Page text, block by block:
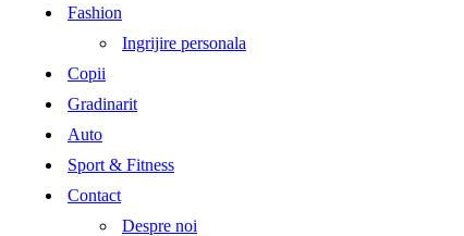
Fashion
Ingrijire personala
Copii
Gradinarit
Auto
Sport & Fitness
Contact
Despre noi